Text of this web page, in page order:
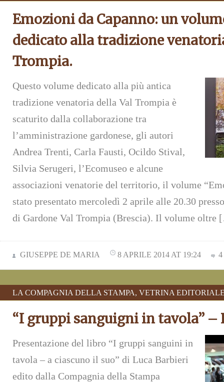
Emozioni da Capanno: un
dedicato alla tradizione
Trompia.
Questo volume dedicato alla più antica
tradizione venatoria della Val Trompia è
scaturito dalla collaborazione tra
l’amministrazione gardonese, gli autori
Andrea Trenti, Carla Fausti, Ocildo Stival,
Silvia Serugeri, l’Ecomuseo e alcune
associazioni venatorie del territorio, il volume
stato presentato mercoledì 2 aprile alle 20.30
di Gardone Val Trompia (Brescia). Il volume
GIUSEPPE DE MARIA 8 APRILE 2014 AT 19:24
LA COMPAGNIA DELLA STAMPA, VETRINA
“I gruppi sanguigni in tavola” –
Presentazione del libro “I gruppi sanguini in
tavola – a ciascuno il suo” di Luca Barbieri
edito dalla Compagnia della Stampa